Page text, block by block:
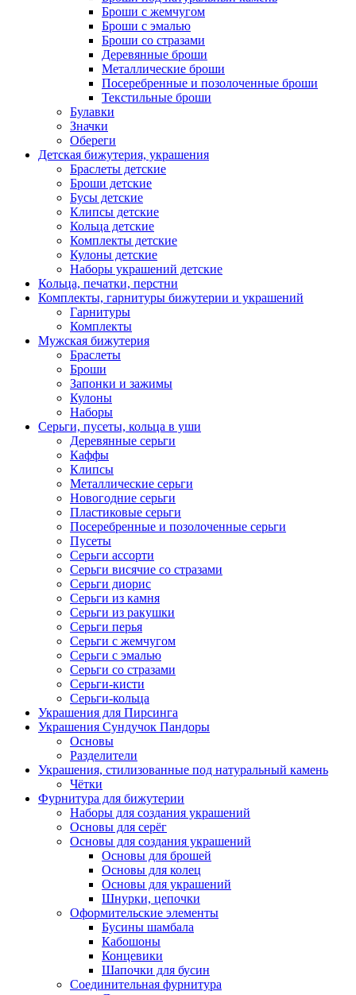
Броши с жемчугом
Броши с эмалью
Броши со стразами
Деревянные броши
Металлические броши
Посеребренные и позолоченные броши
Текстильные броши
Булавки
Значки
Обереги
Детская бижутерия, украшения
Браслеты детские
Броши детские
Бусы детские
Клипсы детские
Кольца детские
Комплекты детские
Кулоны детские
Наборы украшений детские
Кольца, печатки, перстни
Комплекты, гарнитуры бижутерии и украшений
Гарнитуры
Комплекты
Мужская бижутерия
Браслеты
Броши
Запонки и зажимы
Кулоны
Наборы
Серьги, пусеты, кольца в уши
Деревянные серьги
Каффы
Клипсы
Металлические серьги
Новогодние серьги
Пластиковые серьги
Посеребренные и позолоченные серьги
Пусеты
Серьги ассорти
Серьги висячие со стразами
Серьги диорис
Серьги из камня
Серьги из ракушки
Серьги перья
Серьги с жемчугом
Серьги с эмалью
Серьги со стразами
Серьги-кисти
Серьги-кольца
Украшения для Пирсинга
Украшения Сундучок Пандоры
Основы
Разделители
Украшения, стилизованные под натуральный камень
Чётки
Фурнитура для бижутерии
Наборы для создания украшений
Основы для серёг
Основы для создания украшений
Основы для брошей
Основы для колец
Основы для украшений
Шнурки, цепочки
Оформительские элементы
Бусины шамбала
Кабошоны
Концевики
Шапочки для бусин
Соединительная фурнитура